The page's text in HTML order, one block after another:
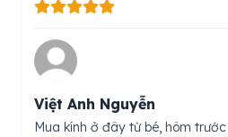
Việt Anh Nguyễn
Mua kính ở đây từ bé, hôm